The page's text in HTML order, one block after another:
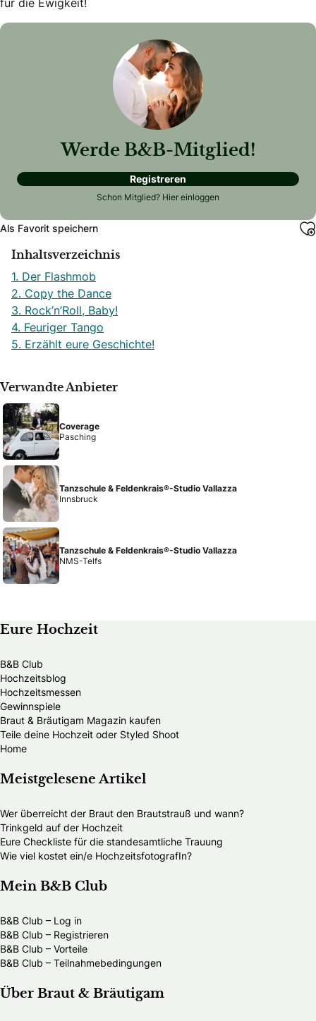
Werde B&B-Mitglied!
Registreren
Schon Mitglied? Hier einloggen
Als Favorit speichern
Inhaltsverzeichnis
1. Der Flashmob
2. Copy the Dance
3. Rock’n’Roll, Baby!
4. Feuriger Tango
5. Erzählt eure Geschichte!
Verwandte Anbieter
Coverage
Pasching
Tanzschule & Feldenkrais®-Studio Vallazza
Innsbruck
Tanzschule & Feldenkrais®-Studio Vallazza
NMS-Telfs
Eure Hochzeit
B&B Club
Hochzeitsblog
Hochzeitsmessen
Gewinnspiele
Braut & Bräutigam Magazin kaufen
Teile deine Hochzeit oder Styled Shoot
Home
Meistgelesene Artikel
Wer überreicht der Braut den Brautstrauß und wann?
Trinkgeld auf der Hochzeit
Eure Checkliste für die standesamtliche Trauung
Wie viel kostet ein/e HochzeitsfotografIn?
Mein B&B Club
B&B Club – Log in
B&B Club – Registrieren
B&B Club – Vorteile
B&B Club – Teilnahmebedingungen
Über Braut & Bräutigam